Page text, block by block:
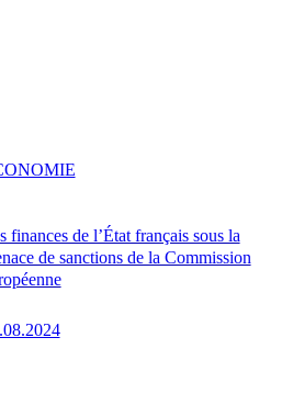
finances de l’État français sous la
de sanctions de la Commission